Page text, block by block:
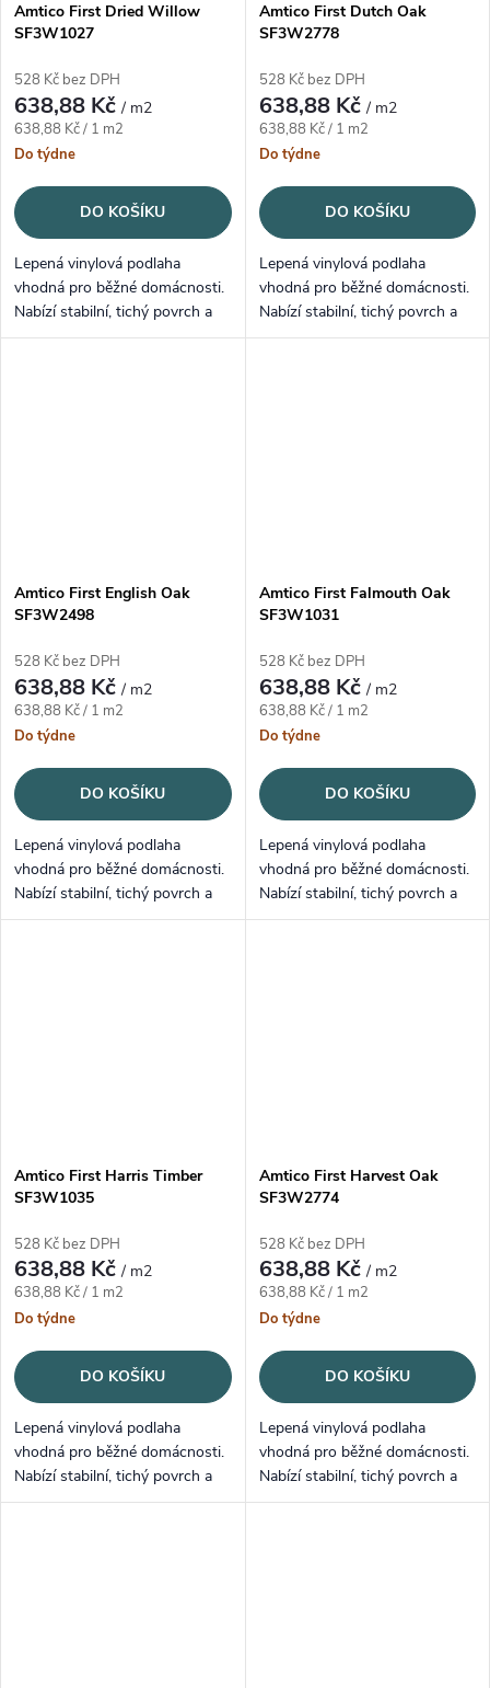
Amtico First Dried Willow
SF3W1027
528 Kč bez DPH
638,88 Kč/ m2
Měrná cena:
638,88 Kč / 1 m2
Do týdne
DO KOŠÍKU
Lepená vinylová podlaha
vhodná pro běžné domácnosti.
Nabízí stabilní, tichý povrch a
snadnou údržbu.
Amtico First Dutch Oak
SF3W2778
528 Kč bez DPH
638,88 Kč/ m2
Měrná cena:
638,88 Kč / 1 m2
Do týdne
DO KOŠÍKU
Lepená vinylová podlaha
vhodná pro běžné domácnosti.
Nabízí stabilní, tichý povrch a
snadnou údržbu.
Amtico First English Oak
SF3W2498
528 Kč bez DPH
638,88 Kč/ m2
Měrná cena:
638,88 Kč / 1 m2
Do týdne
DO KOŠÍKU
Lepená vinylová podlaha
vhodná pro běžné domácnosti.
Nabízí stabilní, tichý povrch a
snadnou údržbu.
Amtico First Falmouth Oak
SF3W1031
528 Kč bez DPH
638,88 Kč/ m2
Měrná cena:
638,88 Kč / 1 m2
Do týdne
DO KOŠÍKU
Lepená vinylová podlaha
vhodná pro běžné domácnosti.
Nabízí stabilní, tichý povrch a
snadnou údržbu.
Amtico First Harris Timber
SF3W1035
528 Kč bez DPH
638,88 Kč/ m2
Měrná cena:
638,88 Kč / 1 m2
Do týdne
DO KOŠÍKU
Lepená vinylová podlaha
vhodná pro běžné domácnosti.
Nabízí stabilní, tichý povrch a
snadnou údržbu.
Amtico First Harvest Oak
SF3W2774
528 Kč bez DPH
638,88 Kč/ m2
Měrná cena:
638,88 Kč / 1 m2
Do týdne
DO KOŠÍKU
Lepená vinylová podlaha
vhodná pro běžné domácnosti.
Nabízí stabilní, tichý povrch a
snadnou údržbu.